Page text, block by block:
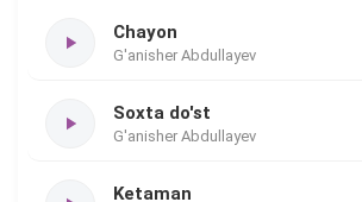
Chayon
G'anisher Abdullayev
Soxta do'st
G'anisher Abdullayev
Ketaman